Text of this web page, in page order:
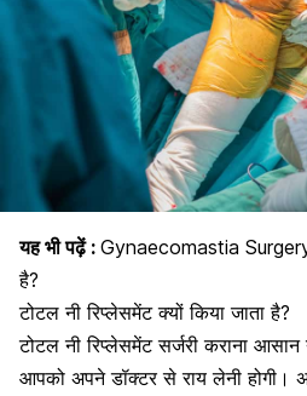
यह भी पढ़ें : Gynaecomastia Surgery
है?
टोटल नी रिप्लेसमेंट क्यों किया जाता है?
टोटलनी रिप्लेसमेंट सर्जरी कराना आसान
आपको अपने डॉक्टर से राय लेनी होगी।